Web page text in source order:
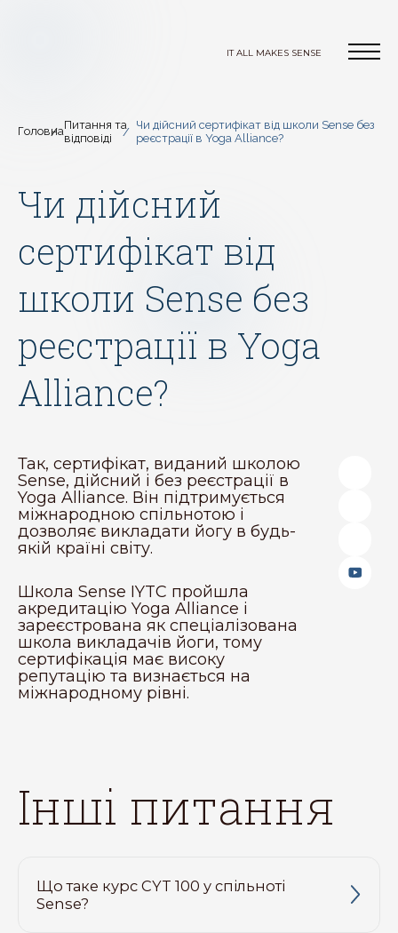
IT ALL MAKES SENSE
ГоловнаПитання та
відповіді
Чи дійсний сертифікат від школи Sense без
реєстрації в Yoga Alliance?
Чи дійсний
сертифікат від
школи Sense без
реєстрації в Yoga
Alliance?
Так, сертифікат, виданий школою
Sense, дійсний і без реєстрації в
Yoga Alliance. Він підтримується
міжнародною спільнотою і
дозволяє викладати йогу в будь-
якій країні світу.
Школа Sense IYTC пройшла
акредитацію Yoga Alliance і
зареєстрована як спеціалізована
школа викладачів йоги, тому
сертифікація має високу
репутацію та визнається на
міжнародному рівні.
інші питання
Що таке курс CYT 100 у спільноті
Sense?